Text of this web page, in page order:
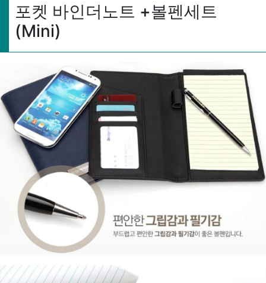
포켓 바인더노트 +볼펜세트
(Mini)